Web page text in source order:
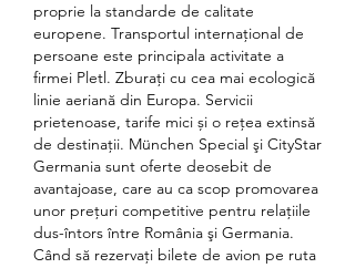
proprie la standarde de calitate
europene. Transportul internațional de
persoane este principala activitate a
firmei Pletl. Zburați cu cea mai ecologică
linie aeriană din Europa. Servicii
prietenoase, tarife mici și o rețea extinsă
de destinații. München Special şi CityStar
Germania sunt oferte deosebit de
avantajoase, care au ca scop promovarea
unor preţuri competitive pentru relaţiile
dus-întors între România şi Germania.
Când să rezervați bilete de avion pe ruta